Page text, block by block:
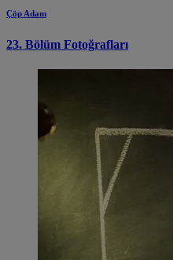
Çöp Adam
23. Bölüm Fotoğrafları